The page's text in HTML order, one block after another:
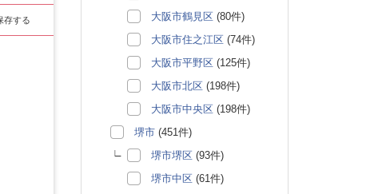
存する
大阪市鶴見区 (80件)
大阪市住之江区 (74件)
大阪市平野区 (125件)
大阪市北区 (198件)
大阪市中央区 (198件)
堺市 (451件)
堺市堺区 (93件)
堺市中区 (61件)